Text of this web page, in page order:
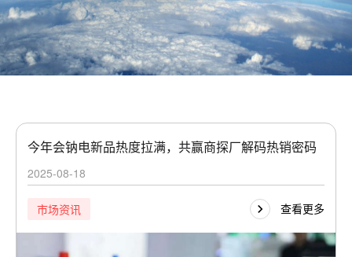
今年会钠电新品热度拉满，共赢商探厂解码热销密码
2025-08-18
市场资讯 查看更多